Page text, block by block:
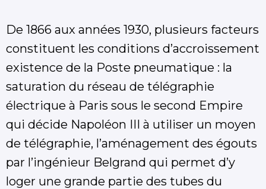
De 1866 aux années 1930, plusieurs facteurs
constituent les conditions d’accroissement
existence de la Poste pneumatique : la
saturation du réseau de télégraphie
électrique à Paris sous le second Empire
qui décide Napoléon III à utiliser un moyen
de télégraphie, l’aménagement des égouts
par l’ingénieur Belgrand qui permet d’y
loger une grande partie des tubes du